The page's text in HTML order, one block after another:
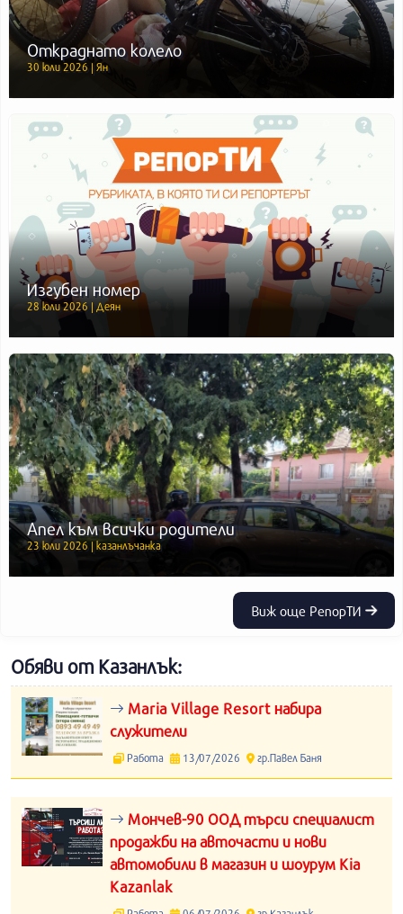
Откраднато колело
30 юли 2026 | Ян
Изгубен номер
28 юли 2026 | Деян
Апел към всички родители
23 юли 2026 | казанлъчанка
Виж още РепорТИ
Обяви от Казанлък:
Maria Village Resort набира
служители
Работа 13/07/2026 гр.Павел Баня
Мончев-90 ООД търси специалист
продажби на авточасти и нови
автомобили в магазин и шоурум Kia
Kazanlak